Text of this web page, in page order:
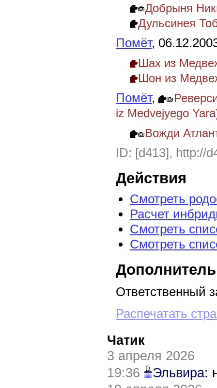
Добрыня
Дульсинея
Помёт,
Шах из
Шон из
Помёт,
iz Medvejyego
Вожди
ID: [d413], http://
Действия
Смотреть
Расчет
Смотреть
Смотреть
Ответственный
Распечатать
Чатик
3 апреля 2026
19:36
Эльвира: